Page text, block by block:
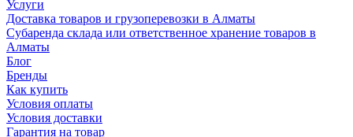
Услуги
Доставка товаров и грузоперевозки в Алматы
Субаренда склада или ответственное хранение товаров в
Алматы
Блог
Бренды
Как купить
Условия оплаты
Условия доставки
Гарантия на товар